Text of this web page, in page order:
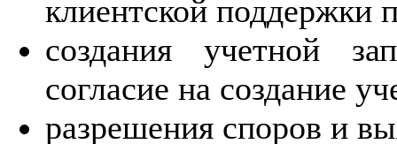
клиентской поддержки
создания учетной
согласие на создание
разрешения споров и